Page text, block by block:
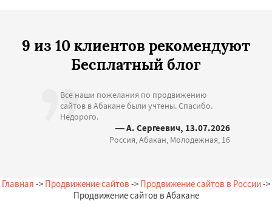
9 из 10 клиентов рекомендуют
Бесплатный блог
Все наши пожелания по продвижению
сайтов в Абакане были учтены. Спасибо.
Недорого.
— А. Сергеевич, 13.07.2026
Россия, Абакан, Молодежная, 16
Главная -> Продвижение сайтов -> Продвижение сайтов в России->
Продвижение сайтов в Абакане